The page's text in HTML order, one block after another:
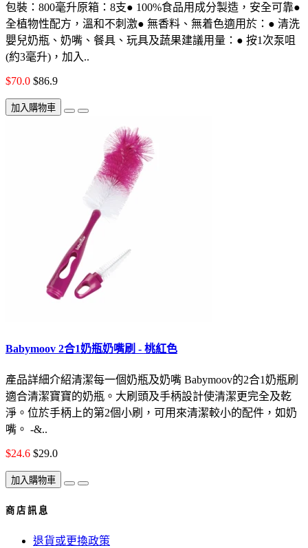
包裝：800毫升原箱：8支● 100%食品用成分製造，安全可靠●
全植物性配方，溫和不刺激● 無香料、無着色適用於：● 清洗
嬰兒奶瓶、奶嘴、餐具、玩具及蔬果建議用量：● 按1次泵咀
(約3毫升)，加入..
$70.0 $86.9
加入購物車
Babymoov 2合1奶瓶奶嘴刷 - 桃紅色
產品詳細介紹清潔每一個奶瓶及奶嘴 Babymoov的2合1奶瓶刷
適合清潔寶寶的奶瓶。大刷頭及手柄設計使清潔更完全及乾
淨。位於手柄上的第2個小刷，可用來清潔較小的配件，如奶
嘴。 -&..
$24.6 $29.0
加入購物車
商 店 訊 息
退貨或更換政策